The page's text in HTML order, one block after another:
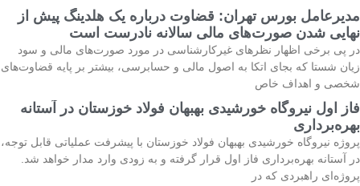
مدیرعامل بورس تهران: قضاوت درباره یک هلدینگ پیش از
نهایی شدن صورت‌های مالی سالانه نادرست است
در پی برخی اظهار نظرهای غیرکارشناسی در مورد صورت‌های مالی و سود
زیان شستا که بجای اتکا به اصول مالی و حسابرسی، بیشتر بر پایه قضاوت‌‌های
شخصی و اهداف خاص
فاز اول نیروگاه خورشیدی بهبهان فولاد خوزستان در آستانه
بهره‌برداری
پروژه نیروگاه خورشیدی بهبهان فولاد خوزستان با پیشرفت عملیاتی قابل‌ توجه،
در آستانه بهره‌برداری فاز اول قرار گرفته و به‌ زودی وارد مدار خواهد شد.
پروژه‌ای راهبردی که در